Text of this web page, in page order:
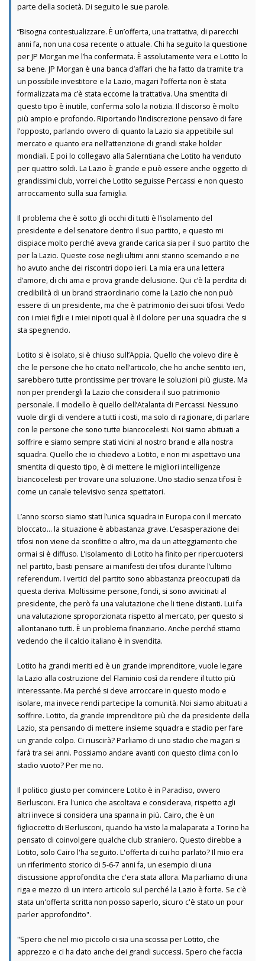
parte della società. Di seguito le sue parole.
“Bisogna contestualizzare. È un’offerta, una trattativa, di parecchi
anni fa, non una cosa recente o attuale. Chi ha seguito la questione
per JP Morgan me l’ha confermata. È assolutamente vera e Lotito lo
sa bene. JP Morgan è una banca d’affari che ha fatto da tramite tra
un possibile investitore e la Lazio, magari l’offerta non è stata
formalizzata ma c’è stata eccome la trattativa. Una smentita di
questo tipo è inutile, conferma solo la notizia. Il discorso è molto
più ampio e profondo. Riportando l’indiscrezione pensavo di fare
l’opposto, parlando ovvero di quanto la Lazio sia appetibile sul
mercato e quanto era nell’attenzione di grandi stake holder
mondiali. E poi lo collegavo alla Salerntiana che Lotito ha venduto
per quattro soldi. La Lazio è grande e può essere anche oggetto di
grandissimi club, vorrei che Lotito seguisse Percassi e non questo
arroccamento sulla sua famiglia.
Il problema che è sotto gli occhi di tutti è l’isolamento del
presidente e del senatore dentro il suo partito, e questo mi
dispiace molto perché aveva grande carica sia per il suo partito che
per la Lazio. Queste cose negli ultimi anni stanno scemando e ne
ho avuto anche dei riscontri dopo ieri. La mia era una lettera
d’amore, di chi ama e prova grande delusione. Qui c’è la perdita di
credibilità di un brand straordinario come la Lazio che non può
essere di un presidente, ma che è patrimonio dei suoi tifosi. Vedo
con i miei figli e i miei nipoti qual è il dolore per una squadra che si
sta spegnendo.
Lotito si è isolato, si è chiuso sull’Appia. Quello che volevo dire è
che le persone che ho citato nell’articolo, che ho anche sentito ieri,
sarebbero tutte prontissime per trovare le soluzioni più giuste. Ma
non per prendergli la Lazio che considera il suo patrimonio
personale. Il modello è quello dell’Atalanta di Percassi. Nessuno
vuole dirgli di vendere a tutti i costi, ma solo di ragionare, di parlare
con le persone che sono tutte biancocelesti. Noi siamo abituati a
soffrire e siamo sempre stati vicini al nostro brand e alla nostra
squadra. Quello che io chiedevo a Lotito, e non mi aspettavo una
smentita di questo tipo, è di mettere le migliori intelligenze
biancocelesti per trovare una soluzione. Uno stadio senza tifosi è
come un canale televisivo senza spettatori.
L’anno scorso siamo stati l’unica squadra in Europa con il mercato
bloccato… la situazione è abbastanza grave. L’esasperazione dei
tifosi non viene da sconfitte o altro, ma da un atteggiamento che
ormai si è diffuso. L’isolamento di Lotito ha finito per ripercuotersi
nel partito, basti pensare ai manifesti dei tifosi durante l’ultimo
referendum. I vertici del partito sono abbastanza preoccupati da
questa deriva. Moltissime persone, fondi, si sono avvicinati al
presidente, che però fa una valutazione che li tiene distanti. Lui fa
una valutazione sproporzionata rispetto al mercato, per questo si
allontanano tutti. È un problema finanziario. Anche perché stiamo
vedendo che il calcio italiano è in svendita.
Lotito ha grandi meriti ed è un grande imprenditore, vuole legare
la Lazio alla costruzione del Flaminio così da rendere il tutto più
interessante. Ma perché si deve arroccare in questo modo e
isolare, ma invece rendi partecipe la comunità. Noi siamo abituati a
soffrire. Lotito, da grande imprenditore più che da presidente della
Lazio, sta pensando di mettere insieme squadra e stadio per fare
un grande colpo. Ci riuscirà? Parliamo di uno stadio che magari si
farà tra sei anni. Possiamo andare avanti con questo clima con lo
stadio vuoto? Per me no.
Il politico giusto per convincere Lotito è in Paradiso, ovvero
Berlusconi. Era l'unico che ascoltava e considerava, rispetto agli
altri invece si considera una spanna in più. Cairo, che è un
figlioccetto di Berlusconi, quando ha visto la malaparata a Torino ha
pensato di coinvolgere qualche club straniero. Questo direbbe a
Lotito, solo Cairo l'ha seguito. L'offerta di cui ho parlato? Il mio era
un riferimento storico di 5-6-7 anni fa, un esempio di una
discussione approfondita che c'era stata allora. Ma parliamo di una
riga e mezzo di un intero articolo sul perché la Lazio è forte. Se c'è
stata un'offerta scritta non posso saperlo, sicuro c'è stato un pour
parler approfondito".
"Spero che nel mio piccolo ci sia una scossa per Lotito, che
apprezzo e ci ha dato anche dei grandi successi. Spero che faccia